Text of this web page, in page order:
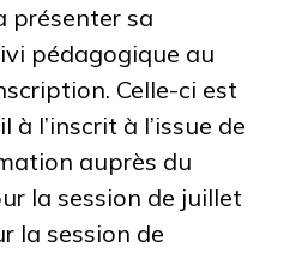
présenter sa
pédagogique au
Celle-ci est
l’inscrit à l’issue de
auprès du
la session de juillet
la session de